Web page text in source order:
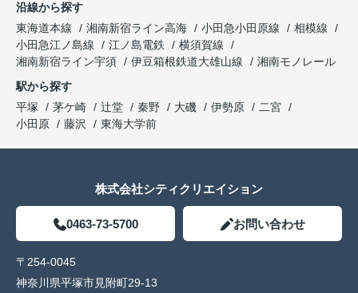
沿線から探す
東海道本線
湘南新宿ライン高海 小田急小田原線
相模線
小田急江ノ島線
江ノ島電鉄
横須賀線
湘南新宿ライン宇須
伊豆箱根鉄道大雄山線
湘南モノレール
駅から探す
平塚
茅ケ崎 辻堂 秦野 大磯 伊勢原
二宮
小田原
藤沢 東海大学前
株式会社シティクリエイション
0463-73-5700 お問い合わせ
〒254-0045
神奈川県平塚市見附町29-13